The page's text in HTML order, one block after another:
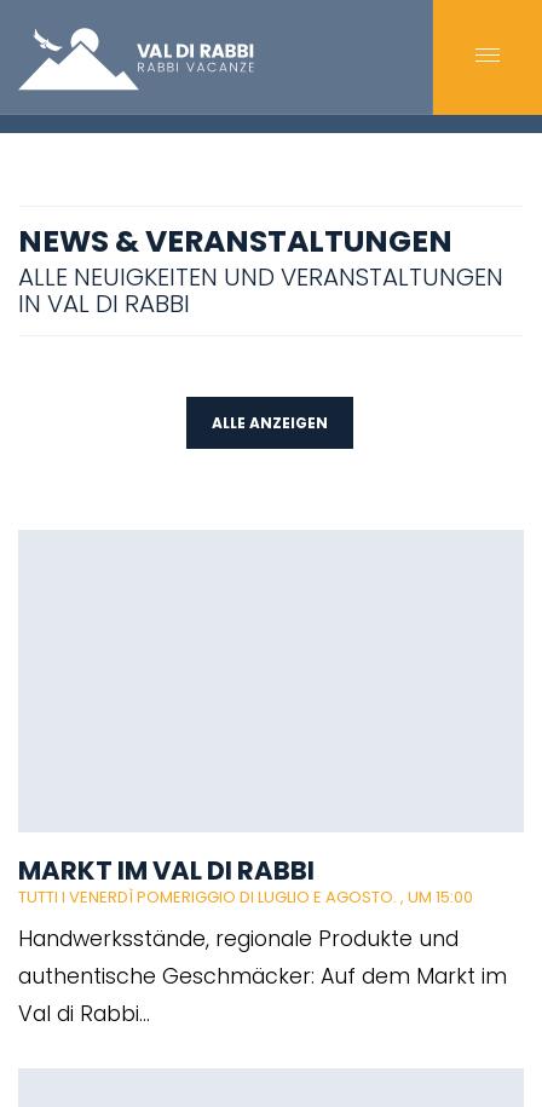
NEWS & VERANSTALTUNGEN
ALLE NEUIGKEITEN UND VERANSTALTUNGEN
IN VAL DI RABBI
ALLE ANZEIGEN
MARKT IM VAL DI RABBI
TUTTI I VENERDÌ POMERIGGIO DI LUGLIO E AGOSTO. , UM 15:00
Handwerksstände, regionale Produkte und
authentische Geschmäcker: Auf dem Markt im
Val di Rabbi...